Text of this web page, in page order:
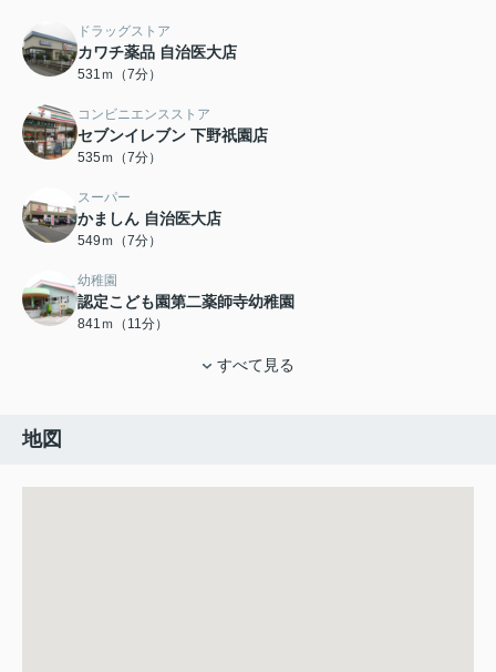
ドラッグストア
カワチ薬品 自治医大店
531ｍ（7分）
コンビニエンスストア
セブンイレブン 下野祇園店
535ｍ（7分）
スーパー
かましん 自治医大店
549ｍ（7分）
幼稚園
認定こども園第二薬師寺幼稚園
841ｍ（11分）
すべて見る
地図